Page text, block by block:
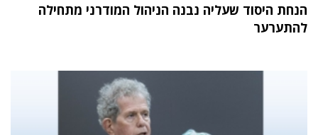
הנחת היסוד שעליה נבנה הניהול המודרני מתחילה
להתערער